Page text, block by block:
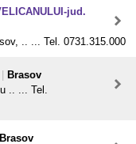
jud.
.. ... Tel. 0731.315.000
Brasov
.. ... Tel.
Brasov